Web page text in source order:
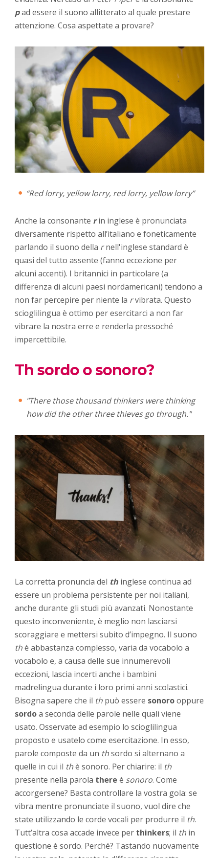
pad essere il suono allitterato al quale prestare
attenzione. Cosa aspettate a provare?
“Red lorry, yellow lorry, red lorry, yellow lorry”
Anche la consonante rin inglese è pronunciata
diversamente rispetto all’italiano e foneticamente
parlando il suono della rnell'inglese standard è
quasi del tutto assente (fanno eccezione per
alcuni accenti). I britannici in particolare (a
differenza di alcuni paesi nordamericani) tendono a
non far percepire per niente la rvibrata. Questo
scioglilingua è ottimo per esercitarci a non far
vibrare la nostra erre e renderla pressoché
impercettibile.
Th sordo o sonoro?
"There those thousand thinkers were thinking
how did the other three thieves go through."
La corretta pronuncia del th inglese continua ad
essere un problema persistente per noi italiani,
anche durante gli studi più avanzati. Nonostante
questo inconveniente, è meglio non lasciarsi
scoraggiare e mettersi subito d’impegno. Il suono
thè abbastanza complesso, varia da vocabolo a
vocabolo e, a causa delle sue innumerevoli
eccezioni, lascia incerti anche i bambini
madrelingua durante i loro primi anni scolastici.
Bisogna sapere che il th può essere sonorooppure
sordoa seconda delle parole nelle quali viene
usato. Osservate ad esempio lo scioglilingua
proposto e usatelo come esercitazione. In esso,
parole composte da un thsordo si alternano a
quelle in cui il thè sonoro. Per chiarire: il th
presente nella parola there è sonoro. Come
accorgersene? Basta controllare la vostra gola: se
vibra mentre pronunciate il suono, vuol dire che
state utilizzando le corde vocali per produrre il th.
Tutt’altra cosa accade invece per thinkers; il th in
questione è sordo. Perché? Tastando nuovamente